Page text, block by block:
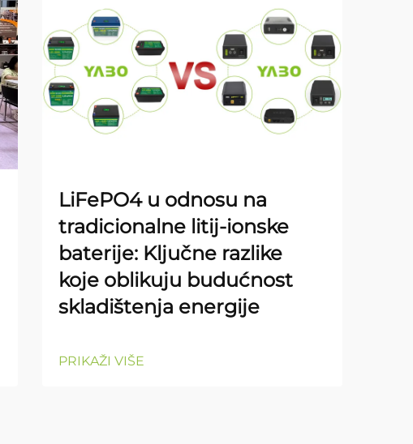
LiFePO4 u odnosu na
tradicionalne litij-ionske
baterije: Ključne razlike
koje oblikuju budućnost
skladištenja energije
PRIKAŽI VIŠE